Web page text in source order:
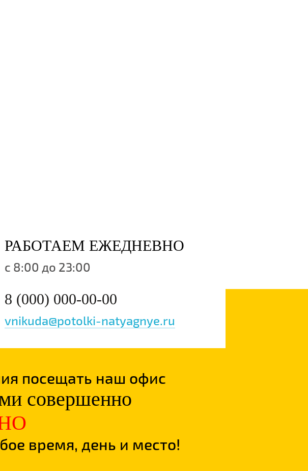
РАБОТАЕМ ЕЖЕДНЕВНО
c 8:00 до 23:00
8 (000) 000-00-00
vnikuda@potolki-natyagnye.ru
посещать наш офис
совершенно
время, день и место!